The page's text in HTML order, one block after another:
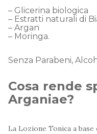
– Glicerina biologica
– Estratti naturali di
– Argan
– Moringa.
Senza Parabeni,
Cosa rende
Arganiae?
La Lozione Tonica a